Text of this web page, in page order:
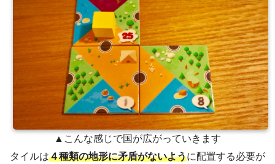
▲こんな感じで国が広がっていきます
タイルは４種類の地形に矛盾がないように配置する必要が